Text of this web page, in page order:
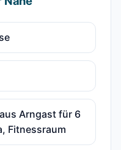
Arngast für 6
Fitnessraum